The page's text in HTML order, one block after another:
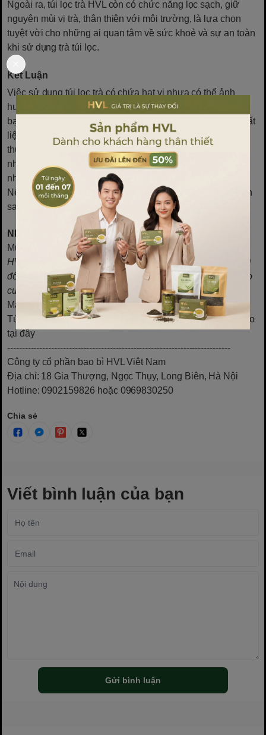
Ngoài ra, túi lọc trà HVL còn có chức năng lọc sạch, giữ
nguyên mùi vị trà, thân thiện với môi trường, là lựa chọn
tuyệt vời cho những ai quan tâm về sức khoẻ và sự an toàn
khi sử dụng trà túi lọc.
Kết Luận
Việc sử dụng túi lọc trà có chứa hạt vi nhựa có thể ảnh
hưởng đến sức khoẻ và môi trường. Để đảm bảo an toàn,
bạn nên lựa chọn các loại túi lọc trà không chứa nhựa, chất
liệu làm từ giấy hoặc sợi thực vật. HVL là một trong những
thương hiệu phân phối túi lọc trà an toàn, không chứa vi
nhựa, để bạn tận hưởng trà một cách an toàn và trọn vẹn
nhất.
Nếu bạn quan tâm về sức khoẻ và môi trường, hãy chuyển
sang sử dụng túi lọc trà an toàn ngay hôm nay!
Những câu hỏi thường gặp:
Mua túi lọc trà ở đâu?
HVL là đơn vị cung câp túi lọc trà toàn quốc. Với hơn 1000
đối tác lớn nhỏ trải khắp toàn quốc, doanh nghiệp đảm bảo
cung cấp tới khách hàng những sản phẩm chất lượng cao.
Mẫu 100 túi lọc trà giá rẻ, chất lượng cao
Túi lọc trà đang được ưa chuộng nhất hiện nay: tham khảo
tại đây
----------------------------------------------------------------------------
Công ty cổ phần bao bì HVL Việt Nam
Địa chỉ: 18 Gia Thượng, Ngọc Thụy, Long Biên, Hà Nội
Hotline: 0902159826 hoặc 0969830250
Chia sẻ
Viết bình luận của bạn
Gửi bình luận